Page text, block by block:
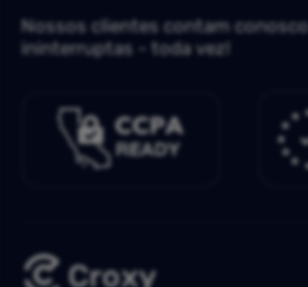
Nossos clientes contam
ininterruptas - toda vez!